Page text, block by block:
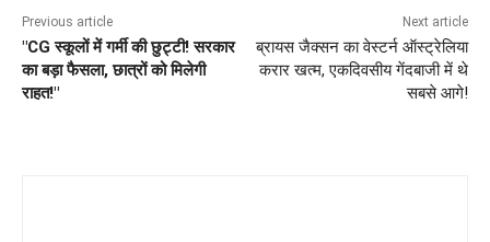
Previous article
"CG स्कूलों में गर्मी की छुट्टी! सरकार
का बड़ा फैसला, छात्रों को मिलेगी
राहत!"
Next article
ब्रायस जैक्सन का वेस्टर्न ऑस्ट्रेलिया
करार खत्म, एकदिवसीय गेंदबाजी में थे
सबसे आगे!